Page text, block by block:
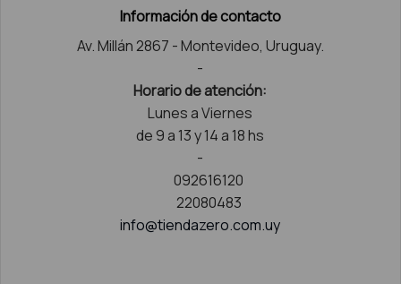
Información de contacto
Av. Millán 2867 - Montevideo, Uruguay.
-
Horario de atención:
Lunes a Viernes
de 9 a 13 y 14 a 18 hs
-
092616120
22080483
info@tiendazero.com.uy